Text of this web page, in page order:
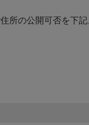
所の公開可否を下記